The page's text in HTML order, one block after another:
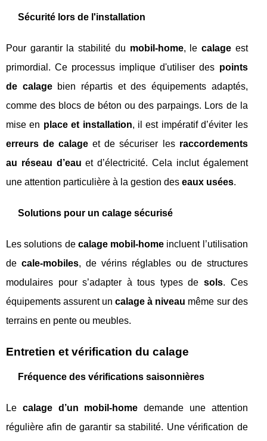
Sécurité lors de l'installation
Pour garantir la stabilité du mobil-home, le calageest
primordial. Ce processus implique d'utiliser des points
de calagebien répartis et des équipements adaptés,
comme des blocs de béton ou des parpaings. Lors de la
mise en place et installation, il est impératif d’éviter les
erreurs de calage et de sécuriser les raccordements
au réseau d’eau et d’électricité. Cela inclut également
une attention particulière à la gestion des eaux usées.
Solutions pour un calage sécurisé
Les solutions de calage mobil-home incluent l’utilisation
de cale-mobiles, de vérins réglables ou de structures
modulaires pour s’adapter à tous types desols. Ces
équipements assurent uncalage à niveau même sur des
terrains en pente ou meubles.
Entretien et vérification du calage
Fréquence des vérifications saisonnières
Le calage d’un mobil-home demande une attention
régulière afin de garantir sa stabilité. Une vérification de